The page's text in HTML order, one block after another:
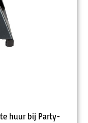
huur bij Party-